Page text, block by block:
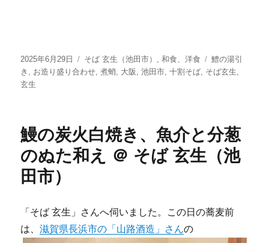
投
稿
日:
2025年6月29日
カ
テ
そば 玄生（池田市） ,和食、洋食
タ
グ
鱧の湯引
き , お造り盛り合わせ,煮蛸, 大阪 ,池田市,十割そば, そば玄生,
玄生
鰻の炭火白焼き、魚介と分葱
のぬた和え ＠ そば 玄生（池
田市）
「そば 玄生」さんへ伺いました。この日の蕎麦前
は、滋賀県長浜市の「山路酒造」さんの